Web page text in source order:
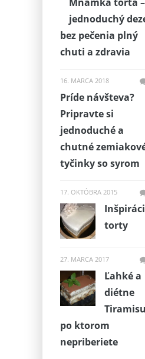
jednoduchý
bez pečenia plný
chuti a zdravia
16. MARCA 2018
Príde návšteva?
Pripravte si
jednoduché a
chutné
tyčinky so syrom
17. OKTÓBRA 2015
torty
27. MARCA 2017
Ľahké a
diétne
po ktorom
nepriberiete